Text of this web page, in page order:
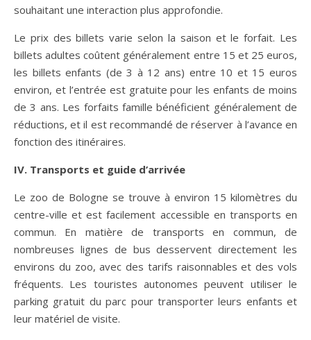
souhaitant une interaction plus approfondie.
Le prix des billets varie selon la saison et le forfait. Les
billets adultes coûtent généralement entre 15 et 25 euros,
les billets enfants (de 3 à 12 ans) entre 10 et 15 euros
environ, et l’entrée est gratuite pour les enfants de moins
de 3 ans. Les forfaits famille bénéficient généralement de
réductions, et il est recommandé de réserver à l’avance en
fonction des itinéraires.
IV. Transports et guide d’arrivée
Le zoo de Bologne se trouve à environ 15 kilomètres du
centre-ville et est facilement accessible en transports en
commun. En matière de transports en commun, de
nombreuses lignes de bus desservent directement les
environs du zoo, avec des tarifs raisonnables et des vols
fréquents. Les touristes autonomes peuvent utiliser le
parking gratuit du parc pour transporter leurs enfants et
leur matériel de visite.